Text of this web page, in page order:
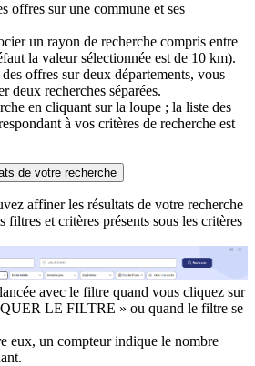
offres sur une commune et ses
un rayon de recherche compris entre
la valeur sélectionnée est de 10 km).
offres sur deux départements, vous
deux recherches séparées.
en cliquant sur la loupe ; la liste des
à vos critères de recherche est
de votre recherche
affiner les résultats de votre recherche
filtres et critères présents sous les critères
avec le filtre quand vous cliquez sur
LE FILTRE » ou quand le filtre se
eux, un compteur indique le nombre